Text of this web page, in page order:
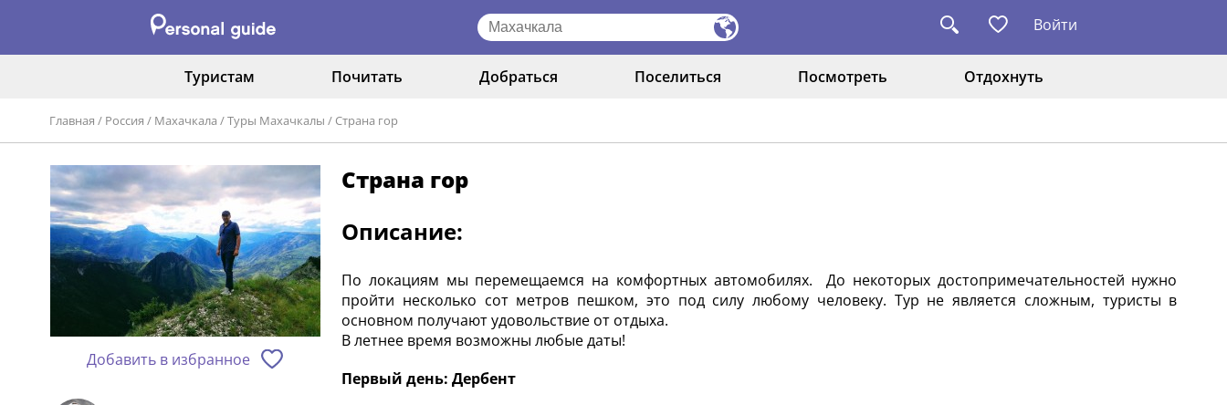
Войти
Туристам Почитать Добраться Поселиться Посмотреть Отдохнуть
Главная / Россия / Махачкала /Туры Махачкалы / Страна гор
Добавить в избранное
Страна гор
Описание:
По локациям мы перемещаемся на комфортных автомобилях. До некоторых достопримечательностей нужно
пройти несколько сот метров пешком, это под силу любому человеку. Тур не является сложным, туристы в
основном получают удовольствие от отдыха.
В летнее время возможны любые даты!
Первый день: Дербент